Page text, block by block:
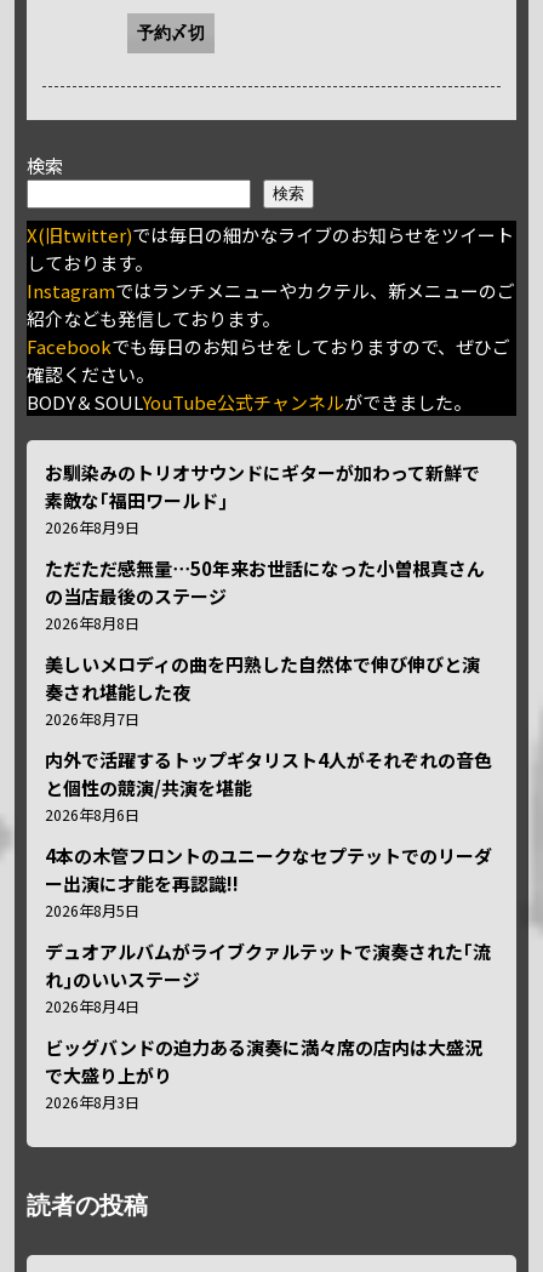
予約〆切
検索
検索
X(旧twitter)では毎日の細かなライブのお知らせをツイート
しております。
Instagramではランチメニューやカクテル、新メニューのご
紹介なども発信しております。
Facebookでも毎日のお知らせをしておりますので、ぜひご
確認ください。
BODY＆SOULYouTube公式チャンネルができました。
お馴染みのトリオサウンドにギターが加わって新鮮で
素敵な｢福田ワールド｣
2026年8月9日
ただただ感無量⋯50年来お世話になった小曽根真さん
の当店最後のステージ
2026年8月8日
美しいメロディの曲を円熟した自然体で伸び伸びと演
奏され堪能した夜
2026年8月7日
内外で活躍するトップギタリスト4人がそれぞれの音色
と個性の競演/共演を堪能
2026年8月6日
4本の木管フロントのユニークなセプテットでのリーダ
ー出演に才能を再認識!!
2026年8月5日
デュオアルバムがライブクァルテットで演奏された｢流
れ｣のいいステージ
2026年8月4日
ビッグバンドの迫力ある演奏に満々席の店内は大盛況
で大盛り上がり
2026年8月3日
読者の投稿